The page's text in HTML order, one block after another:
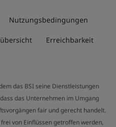
Nutzungsbedingungen
Erreichbarkeit
das BSI seine Dienstleistungen
das Unternehmen im Umgang
fair und gerecht handelt.
von Einflüssen getroffen werden,